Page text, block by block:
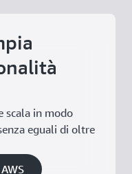
scala in modo
eguali di oltre